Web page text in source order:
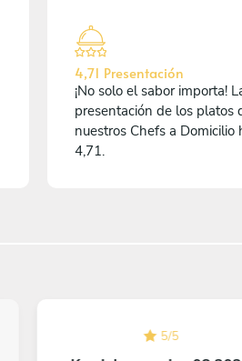
4,71 Presentación
¡No solo el sabor importa!
presentación de los platos
nuestros Chefs a Domicilio
4,71.
5/5